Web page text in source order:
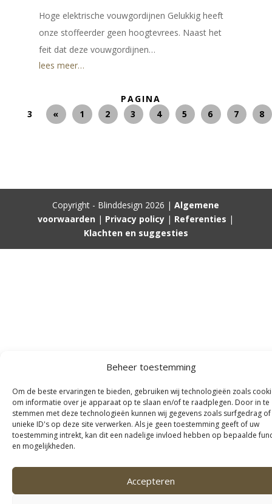
Beheer toestemming
Om de beste ervaringen te bieden, gebruiken wij technologieën zoals
om informatie over je apparaat op te slaan en/of te raadplegen. Door in te
stemmen met deze technologieën kunnen wij gegevens zoals surfgedrag of
unieke ID's op deze site verwerken. Als je geen toestemming geeft of uw
toestemming intrekt, kan dit een nadelige invloed hebben op bepaalde
en mogelijkheden.
Accepteren
Hoge elektrische vouwgordijnen Gelukkig heeft
onze stoffeerder geen hoogtevrees. Naast het
feit dat deze vouwgordijnen…
lees meer…
PAGINA
3
« 1 2 3 4 5 6 7 8
Copyright - Blinddesign 2026 |Algemene
voorwaarden | Privacy policy | Referenties |
Klachten en suggesties